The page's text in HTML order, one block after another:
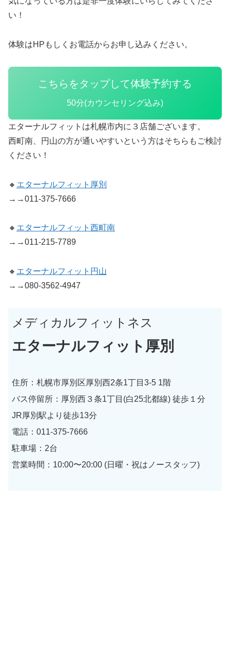
い！
体験はHPもしくお電話からお申し込みください。
こちらをタップして体験予約する
50分(カウンセリング込み)
エターナルフィットは札幌市内に３店舗ございます。
西町南、円山の方が通いやすいという方はそちらもご検討
ください！
🔸 エターナルフィット厚別
→→011-375-7666
🔸 エターナルフィット西町南
→→011-215-7789
🔸 エターナルフィット円山
→→080-3562-4947
メディカルフィットネス
エターナルフィット厚別
住所：札幌市厚別区厚別西2条1丁目3-5 1階
バス停留所：厚別西３条1丁目(白25北都線) 徒歩１分
JR厚別駅より徒歩13分
電話：011-375-7666
駐車場：2台
営業時間：10:00〜20:00 (日曜・祝はノースタッフ)